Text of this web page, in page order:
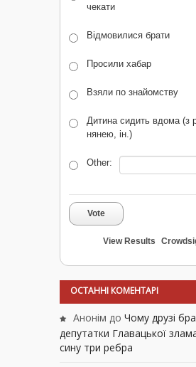
чекати
Відмовилися брати
Просили хабар
Взяли по знайомству
Дитина сидить вдома (з
нянею, ін.)
Other:
Vote
View Results
ОСТАННІ КОМЕНТАРІ
Анонім до Чому друзі
депутатки Главацької
сину три ребра